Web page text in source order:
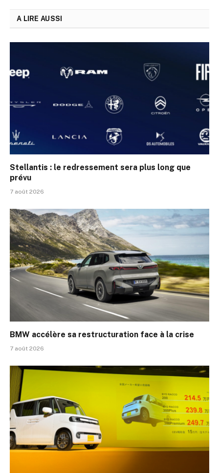
A LIRE AUSSI
Stellantis : le redressement sera plus long que
prévu
7 août 2026
BMW accélère sa restructuration face à la crise
7 août 2026